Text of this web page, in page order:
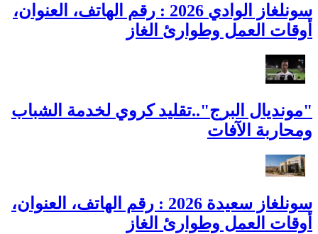
سونلغاز الوادي 2026 : رقم الهاتف، العنوان،
أوقات العمل وطوارئ الغاز
"مونديال البرج"..تقليد كروي لخدمة الشباب
ومحاربة الآفات
سونلغاز سعيدة 2026 : رقم الهاتف، العنوان،
أوقات العمل وطوارئ الغاز